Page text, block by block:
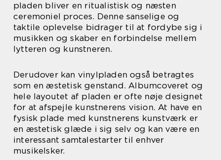
pladen bliver en ritualistisk og næsten
ceremoniel proces. Denne sanselige og
taktile oplevelse bidrager til at fordybe sig i
musikken og skaber en forbindelse mellem
lytteren og kunstneren.
Derudover kan vinylpladen også betragtes
som en æstetisk genstand. Albumcoveret og
hele layoutet af pladen er ofte nøje designet
for at afspejle kunstnerens vision. At have en
fysisk plade med kunstnerens kunstværk er
en æstetisk glæde i sig selv og kan være en
interessant samtalestarter til enhver
musikelsker.